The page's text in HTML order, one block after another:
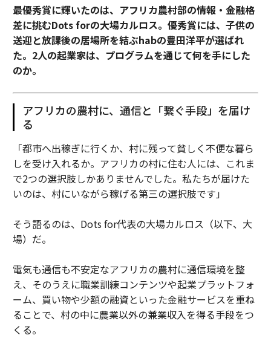
最優秀賞に輝いたのは、アフリカ農村部の情報・金融格
差に挑むDots forの大場カルロス。優秀賞には、子供の
送迎と放課後の居場所を結ぶhabの豊田洋平が選ばれ
た。2人の起業家は、プログラムを通じて何を手にした
のか。
アフリカの農村に、通信と「繋ぐ手段」を届け
る
「都市へ出稼ぎに行くか、村に残って貧しく不便な暮ら
しを受け入れるか。アフリカの村に住む人には、これま
で2つの選択肢しかありませんでした。私たちが届けた
いのは、村にいながら稼げる第三の選択肢です」
そう語るのは、Dots for代表の大場カルロス（以下、大
場）だ。
電気も通信も不安定なアフリカの農村に通信環境を整
え、そのうえに職業訓練コンテンツや起業プラットフォ
ーム、買い物や少額の融資といった金融サービスを重ね
ることで、村の中に農業以外の兼業収入を得る手段をつ
くる。